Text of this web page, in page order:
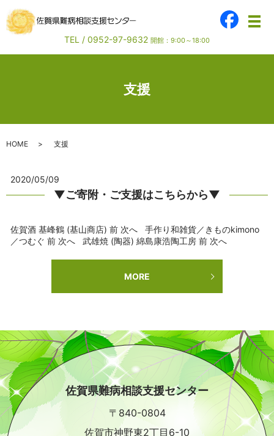
メ
TEL / 0952-97-9632 開館：9:00～18:00
支援
HOME 支援
2020/05/09
▼ご寄附・ご支援はこちらから▼
佐賀酒 基峰鶴 (基山商店) 前 次へ 手作り和雑貨／きものkimono
／つむぐ 前 次へ 武雄焼 (陶器) 綿島康浩陶工房 前 次へ
MORE
佐賀県難病相談支援センター
〒840-0804
佐賀市神野東2丁目6-10